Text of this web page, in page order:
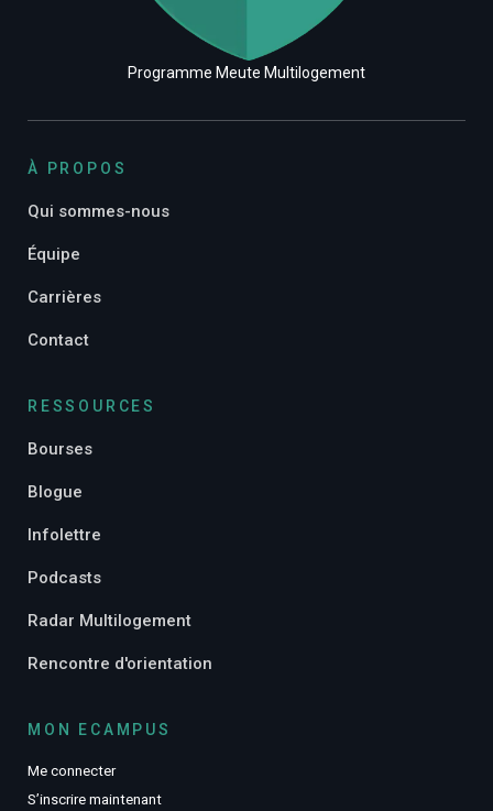
Programme Meute Multilogement
À PROPOS
Qui sommes-nous
Équipe
Carrières
Contact
RESSOURCES
Bourses
Blogue
Infolettre
Podcasts
Radar Multilogement
Rencontre d'orientation
MON ECAMPUS
Me connecter
S’inscrire maintenant